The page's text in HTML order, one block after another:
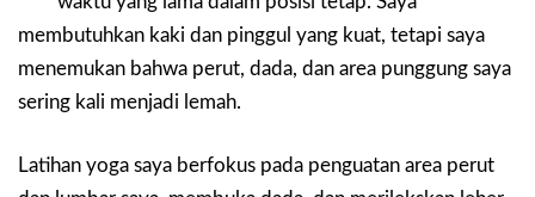
membutuhkan kaki dan pinggul yang kuat, tetapi saya
menemukan bahwa perut, dada, dan area punggung saya
sering kali menjadi lemah.
Latihan yoga saya berfokus pada penguatan area perut